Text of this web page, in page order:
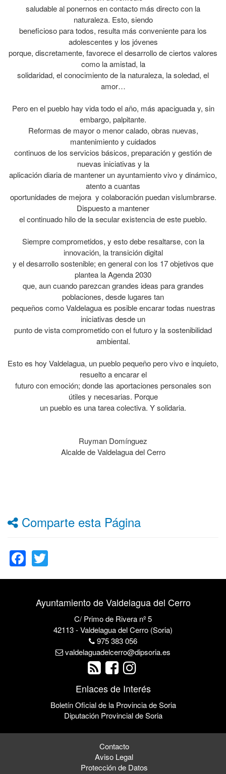
saludable al ponernos en contacto más directo con la
naturaleza. Esto, siendo
beneficioso para todos, resulta más conveniente para los
adolescentes y los jóvenes
porque, discretamente, favorece el desarrollo de ciertos valores
como la amistad, la
solidaridad, el conocimiento de la naturaleza, la soledad, el
amor…
Pero en el pueblo hay vida todo el año, más apaciguada y, sin
embargo, palpitante.
Reformas de mayor o menor calado, obras nuevas,
mantenimiento y cuidados
continuos de los servicios básicos, preparación y gestión de
nuevas iniciativas y la
aplicación diaria de mantener un ayuntamiento vivo y dinámico,
atento a cuantas
oportunidades de mejora y colaboración puedan vislumbrarse.
Dispuesto a mantener
el continuado hilo de la secular existencia de este pueblo.
Siempre comprometidos, y esto debe resaltarse, con la
innovación, la transición digital
y el desarrollo sostenible; en general con los 17 objetivos que
plantea la Agenda 2030
que, aun cuando parezcan grandes ideas para grandes
poblaciones, desde lugares tan
pequeños como Valdelagua es posible encarar todas nuestras
iniciativas desde un
punto de vista comprometido con el futuro y la sostenibilidad
ambiental.
Esto es hoy Valdelagua, un pueblo pequeño pero vivo e inquieto,
resuelto a encarar el
futuro con emoción; donde las aportaciones personales son
útiles y necesarias. Porque
un pueblo es una tarea colectiva. Y solidaria.
Ruyman Domínguez
Alcalde de Valdelagua del Cerro
Comparte esta Página
Facebook
Ayuntamiento de Valdelagua del Cerro
C/ Primo de Rivera nº 5
42113 - Valdelagua del Cerro (Soria)
975 383 056
valdelaguadelcerro@dipsoria.es
Enlaces de Interés
Boletín Oficial de la Provincia de Soria
Diputación Provincial de Soria
Contacto
Aviso Legal
Protección de Datos